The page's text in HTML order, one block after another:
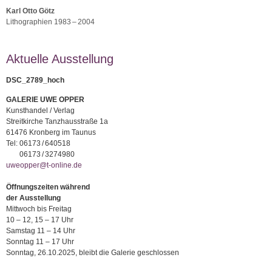
Karl Otto Götz
Lithographien 1983 – 2004
Aktuelle Ausstellung
DSC_2789_hoch
GALERIE UWE OPPER
Kunsthandel / Verlag
Streitkirche Tanzhausstraße 1a
61476 Kronberg im Taunus
Tel: 06173 / 640518
06173 / 3274980
uweopper@t-online.de
Öffnungszeiten während
der Ausstellung
Mittwoch bis Freitag
10 – 12, 15 – 17 Uhr
Samstag 11 – 14 Uhr
Sonntag 11 – 17 Uhr
Sonntag, 26.10.2025, bleibt die Galerie geschlossen